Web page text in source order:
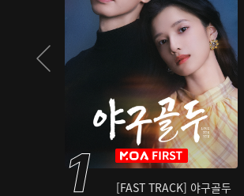
[FAST TRACK] 야구골두